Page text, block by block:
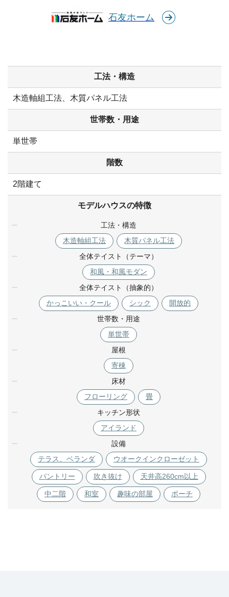
石友ホーム
工法・構造
木造軸組工法、木質パネル工法
世帯数・用途
単世帯
階数
2階建て
モデルハウスの特徴
工法・構造
木造軸組工法
木質パネル工法
全体テイスト（テーマ）
和風・和風モダン
全体テイスト（抽象的）
かっこいい・クール
シック
開放的
世帯数・用途
単世帯
屋根
寄棟
床材
フローリング
畳
キッチン形状
アイランド
設備
テラス、ベランダ
ウオークインクローゼット
パントリー 吹き抜け 天井高260cm以上
中二階 和室 趣味の部屋 ポーチ